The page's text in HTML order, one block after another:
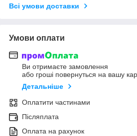
Всі умови доставки
Умови оплати
Ви отримаєте замовлення
або гроші повернуться на вашу
Детальніше
Оплатити частинами
Післяплата
Оплата на рахунок